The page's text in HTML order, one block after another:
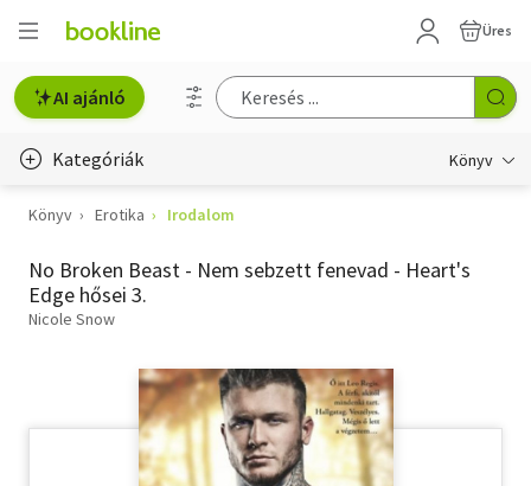
Üres
AI ajánló
Kategóriák Könyv
Életmód, egészség
Erotika
Gyermek- és ifjúsági
Hobbi, szabadidő
Könyv Erotika Irodalom
No Broken Beast - Nem sebzett fenevad - Heart's
Edge hősei 3.
Nicole Snow